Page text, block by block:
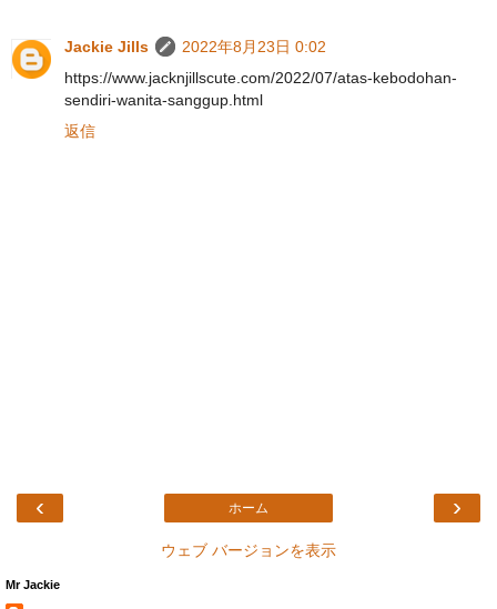
Jackie Jills
2022年8月23日 0:02
https://www.jacknjillscute.com/2022/07/atas-kebodohan-
sendiri-wanita-sanggup.html
返信
‹ ›
ホーム
ウェブ バージョンを表示
Mr Jackie